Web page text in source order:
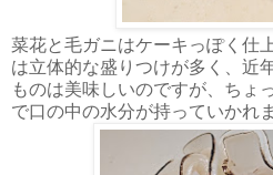
菜花と毛ガニはケーキっぽく仕
は立体的な盛りつけが多く、近
ものは美味しいのですが、ちょ
で口の中の水分が持っていかれ